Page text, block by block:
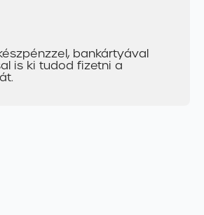
bankártyával
is ki tudod fizetni a